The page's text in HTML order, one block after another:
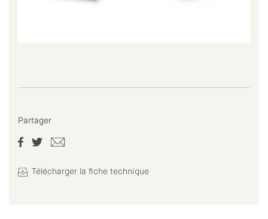
Partager
Télécharger la fiche technique